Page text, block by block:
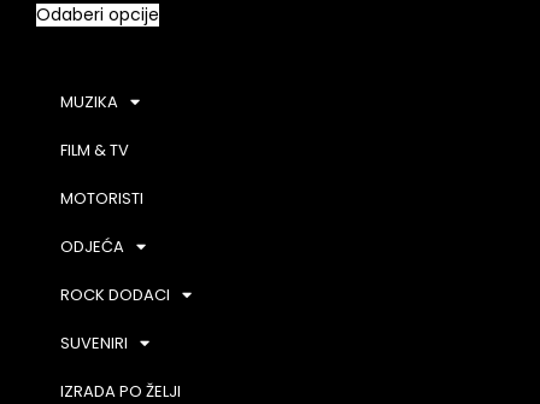
Odaberi opcije
MUZIKA
FILM & TV
MOTORISTI
ODJEĆA
ROCK DODACI
SUVENIRI
IZRADA PO ŽELJI